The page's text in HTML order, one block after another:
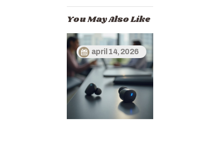
You May Also Like
april 14, 2026